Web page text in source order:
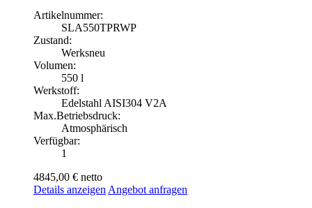
Artikelnummer:
SLA550TPRWP
Zustand:
Werksneu
Volumen:
550 l
Werkstoff:
Edelstahl AISI304 V2A
Max.Betriebsdruck:
Atmosphärisch
Verfügbar:
1
4845,00 € netto
Details anzeigen Angebot anfragen